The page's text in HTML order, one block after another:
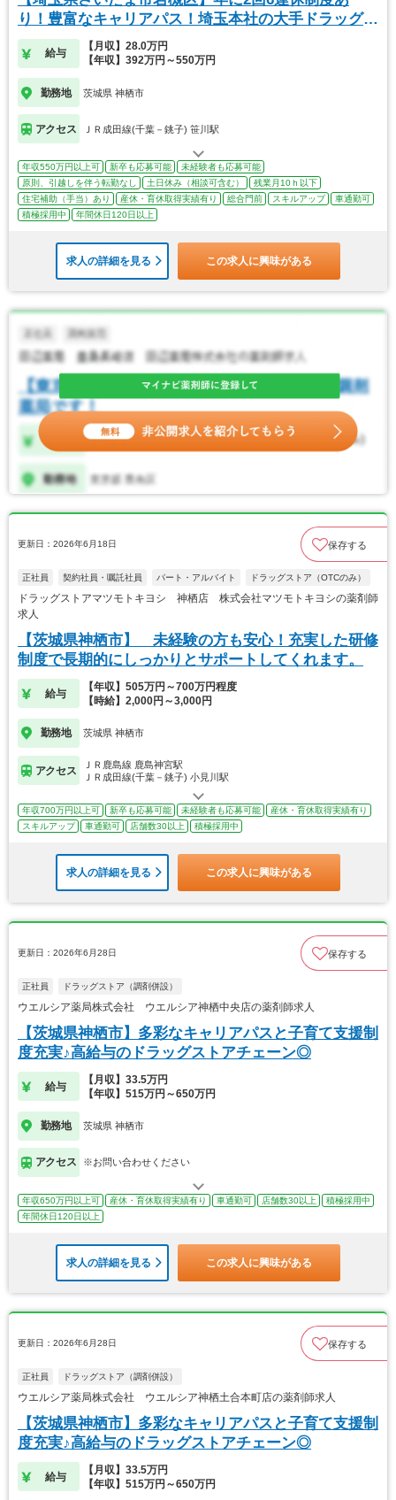
り！豊富なキャリアパス！埼玉本社の大手ドラッグス
トア
給与
【月収】28.0万円
【年収】392万円～550万円
勤務地 茨城県 神栖市
アクセス ＪＲ成田線(千葉－銚子) 笹川駅
年収550万円以上可 新卒も応募可能
未経験者も応募可能
原則、引越しを伴う転勤なし
土日休み（相談可含む）
残業月10ｈ以下
住宅補助（手当）あり
産休・育休取得実績有り 総合門前 スキルアップ
車通勤可
積極採用中
年間休日120日以上
求人の詳細を見る この求人に興味がある
更新日：2026年6月18日 保存する
正社員 契約社員・嘱託社員 パート・アルバイト ドラッグストア（OTCのみ）
ドラッグストアマツモトキヨシ 神栖店 株式会社マツモトキヨシの薬剤師
求人
【茨城県神栖市】 未経験の方も安心！充実した研修
制度で長期的にしっかりとサポートしてくれます。
給与
【年収】505万円～700万円程度
【時給】2,000円～3,000円
勤務地 茨城県 神栖市
アクセス
ＪＲ鹿島線 鹿島神宮駅
ＪＲ成田線(千葉－銚子) 小見川駅
年収700万円以上可 新卒も応募可能 未経験者も応募可能
産休・育休取得実績有り
スキルアップ
車通勤可 店舗数30以上 積極採用中
求人の詳細を見る この求人に興味がある
更新日：2026年6月28日 保存する
正社員 ドラッグストア（調剤併設）
ウエルシア薬局株式会社 ウエルシア神栖中央店の薬剤師求人
【茨城県神栖市】多彩なキャリアパスと子育て支援制
度充実♪高給与のドラッグストアチェーン◎
給与
【月収】33.5万円
【年収】515万円～650万円
勤務地 茨城県 神栖市
アクセス ※お問い合わせください
年収650万円以上可 産休・育休取得実績有り 車通勤可 店舗数30以上
積極採用中
年間休日120日以上
求人の詳細を見る この求人に興味がある
更新日：2026年6月28日 保存する
正社員 ドラッグストア（調剤併設）
ウエルシア薬局株式会社 ウエルシア神栖土合本町店の薬剤師求人
【茨城県神栖市】多彩なキャリアパスと子育て支援制
度充実♪高給与のドラッグストアチェーン◎
給与
【月収】33.5万円
【年収】515万円～650万円